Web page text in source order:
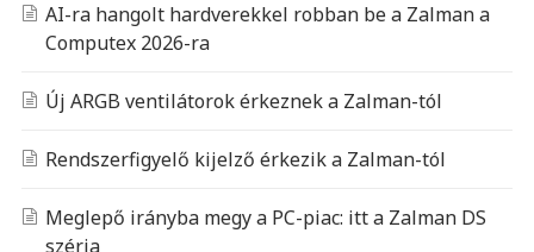
AI-ra hangolt hardverekkel robban be a Zalman a
Computex 2026-ra
Új ARGB ventilátorok érkeznek a Zalman-tól
Rendszerfigyelő kijelző érkezik a Zalman-tól
Meglepő irányba megy a PC-piac: itt a Zalman DS
széria